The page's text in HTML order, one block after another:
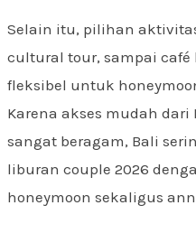
Selain itu, pilihan
cultural tour, sampai
fleksibel untuk
Karena akses mudah
sangat beragam, Bali
liburan couple 2026
honeymoon sekaligus